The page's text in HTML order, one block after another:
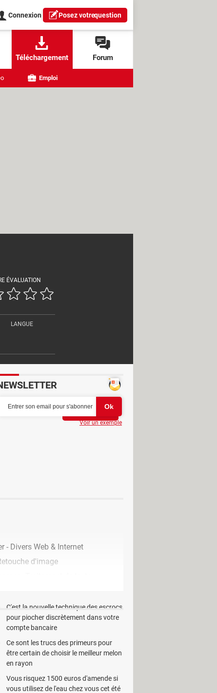
Connexion Posez votrequestion
Téléchargement Forum
Emploi
ÉVALUATION
LANGUE
...
bandes dessinées ou des pages
en recto-verso, et pliées en 2.
- Divers Web & Internet
d'image
Voir un exemple
C'est la nouvelle technique des escrocs
pour piocher discrètement dans votre
compte bancaire
Ce sont les trucs des primeurs pour
être certain de choisir le meilleur melon
en rayon
Vous risquez 1500 euros d'amende si
vous utilisez de l'eau chez vous cet été